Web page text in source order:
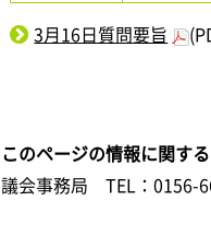
3月16日質問要旨
このページの情報に関す
議会事務局
TEL：0156-